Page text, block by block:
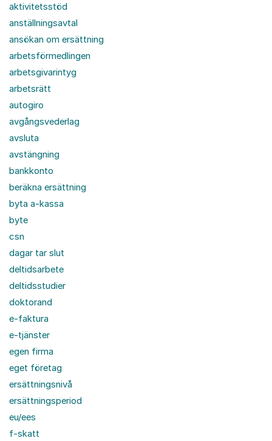
aktivitetsstöd
anställningsavtal
ansökan om ersättning
arbetsförmedlingen
arbetsgivarintyg
arbetsrätt
autogiro
avgångsvederlag
avsluta
avstängning
bankkonto
beräkna ersättning
byta a-kassa
byte
csn
dagar tar slut
deltidsarbete
deltidsstudier
doktorand
e-faktura
e-tjänster
egen firma
eget företag
ersättningsnivå
ersättningsperiod
eu/ees
f-skatt